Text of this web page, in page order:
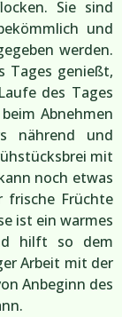
Sie sind
und
werden.
Tages genießt,
des Tages
Abnehmen
nährend und
mit
noch etwas
frische Früchte
ist ein warmes
hilft so dem
Arbeit mit der
Anbeginn des